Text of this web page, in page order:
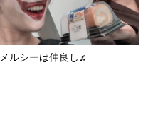
メルシーは仲良し♬